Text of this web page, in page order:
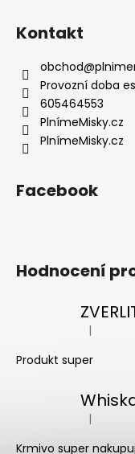
Kontakt
obchod@
Provozní doba
605464553
PlnímeMisky.cz
PlnímeMisky.cz
Facebook
Hodnocení
|
Produkt super
|
Krmivo super